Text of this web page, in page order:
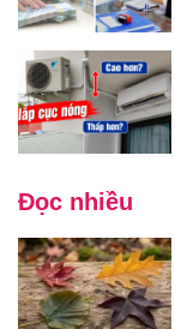
Đọc nhiều